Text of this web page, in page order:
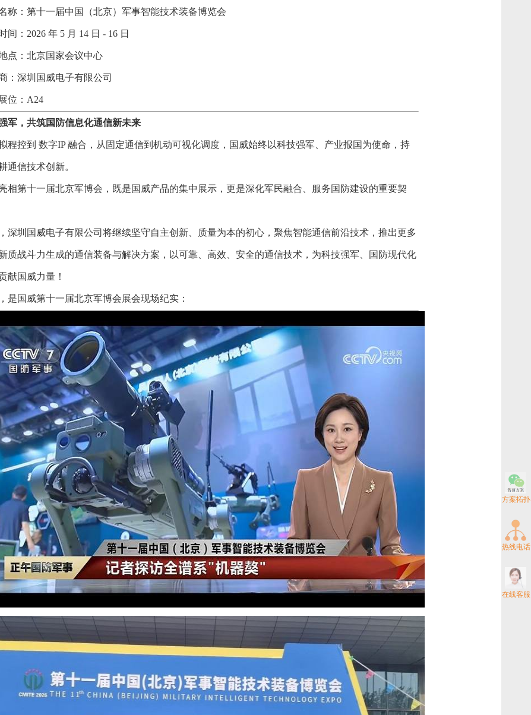
方案拓扑
热线电话
在线客服
1 2
称：第十一届中国（北京）军事智能技术装备博览会
间： 2026 年 5 月 14 日 - 16 日
点：北京国家会议中心
：深圳国威电子有限公司
位： A24
军，共筑国防信息化通信新未来
程控到 数字IP 融合，从固定通信到机动可视化调度，国威始终以科技强军、产业报国 为使命，持
通信技术创新。
相第十一届北京军博会，既是国威产品的集中展示，更是深化军民融合、服务国防建设的重要契
深圳国威电子有限公司将继续坚守自主创新、质量为本的初心，聚焦智能通信前沿技术，推出更多
质战斗力生成的通信装备与解决方案，以可靠、高效、安全的通信技术，为科技强军、国防现代化
献国威力量！
是国威第十一届北京军博会展会现场纪实：